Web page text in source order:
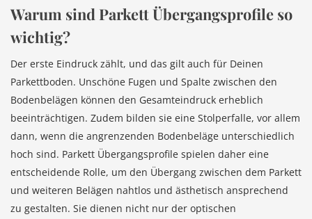
Warum sind Parkett Übergangsprofile so
wichtig?
Der erste Eindruck zählt, und das gilt auch für Deinen
Parkettboden. Unschöne Fugen und Spalte zwischen den
Bodenbelägen können den Gesamteindruck erheblich
beeinträchtigen. Zudem bilden sie eine Stolperfalle, vor allem
dann, wenn die angrenzenden Bodenbeläge unterschiedlich
hoch sind. Parkett Übergangsprofile spielen daher eine
entscheidende Rolle, um den Übergang zwischen dem Parkett
und weiteren Belägen nahtlos und ästhetisch ansprechend
zu gestalten. Sie dienen nicht nur der optischen